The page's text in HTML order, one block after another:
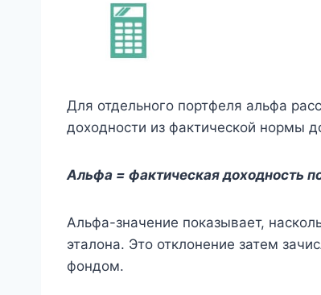
Для отдельного портфеля альфа
доходности из фактической нормы
Альфа = фактическая доходность
Альфа-значение показывает,
эталона. Это отклонение затем
фондом.